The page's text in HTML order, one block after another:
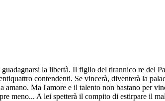
la libertà. Il figlio del tirannico re del
contendenti. Se vincerà, diventerà la
Ma l'amore e il talento non bastano per
meno... A lei spetterà il compito di estirpare il